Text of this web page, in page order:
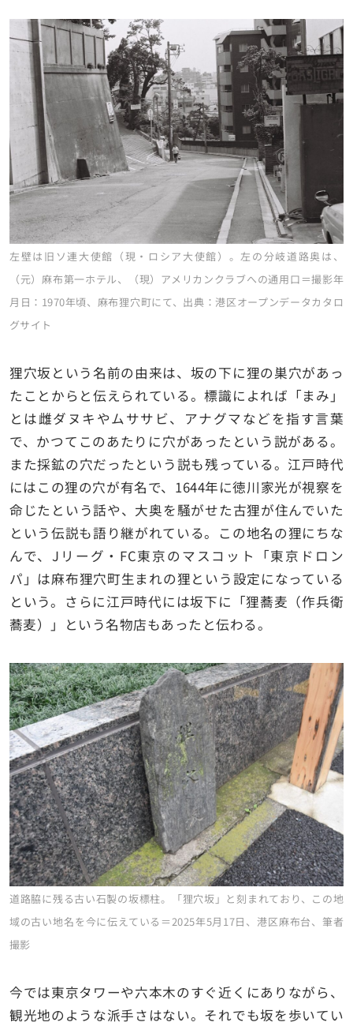
左壁は旧ソ連大使館（現・ロシア大使館）。左の分岐道路奥は、
（元）麻布第一ホテル、（現）アメリカンクラブへの通用口＝撮影年
月日：1970年頃、麻布狸穴町にて、出典：港区オープンデータカタロ
グサイト
狸穴坂という名前の由来は、坂の下に狸の巣穴があっ
たことからと伝えられている。標識によれば「まみ」
とは雌ダヌキやムササビ、アナグマなどを指す言葉
で、かつてこのあたりに穴があったという説がある。
また採鉱の穴だったという説も残っている。江戸時代
にはこの狸の穴が有名で、1644年に徳川家光が視察を
命じたという話や、大奥を騒がせた古狸が住んでいた
という伝説も語り継がれている。この地名の狸にちな
んで、Jリーグ・FC東京のマスコット「東京ドロン
パ」は麻布狸穴町生まれの狸という設定になっている
という。さらに江戸時代には坂下に「狸蕎麦（作兵衛
蕎麦）」という名物店もあったと伝わる。
道路脇に残る古い石製の坂標柱。「狸穴坂」と刻まれており、この地
域の古い地名を今に伝えている＝2025年5月17日、港区麻布台、筆者
撮影
今では東京タワーや六本木のすぐ近くにありながら、
観光地のような派手さはない。それでも坂を歩いてい